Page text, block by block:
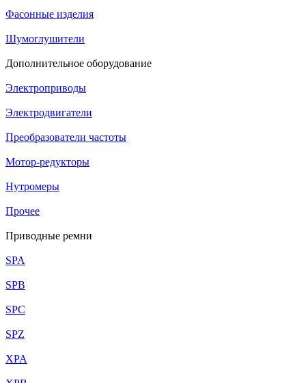
Фасонные изделия
Шумоглушители
Дополнительное оборудование
Электроприводы
Электродвигатели
Преобразователи частоты
Мотор-редукторы
Нутромеры
Прочее
Приводные ремни
SPA
SPB
SPC
SPZ
XPA